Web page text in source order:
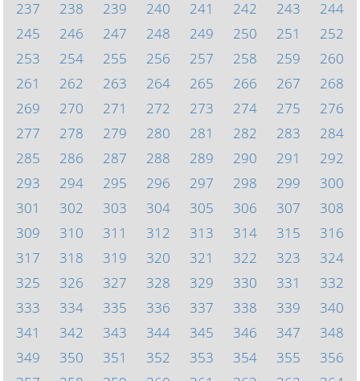
237
238 239 240 241 242 243
244
245
246 247 248 249 250 251
252
253
254 255 256 257 258 259
260
261
262 263 264 265 266 267
268
269
270 271 272 273 274 275
276
277
278 279 280 281 282 283
284
285
286 287 288 289 290 291
292
293
294 295 296 297 298 299
300
301
302 303 304 305 306 307
308
309
310 311 312 313 314 315
316
317
318 319 320 321 322 323
324
325
326 327 328 329 330 331
332
333
334 335 336 337 338 339
340
341
342 343 344 345 346 347
348
349
350 351 352 353 354 355
356